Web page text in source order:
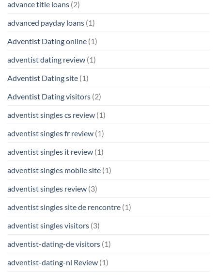
advance title loans (2)
advanced payday loans (1)
Adventist Dating online (1)
adventist dating review (1)
Adventist Dating site (1)
Adventist Dating visitors (2)
adventist singles cs review (1)
adventist singles fr review (1)
adventist singles it review (1)
adventist singles mobile site (1)
adventist singles review (3)
adventist singles site de rencontre (1)
adventist singles visitors (3)
adventist-dating-de visitors (1)
adventist-dating-nl Review (1)